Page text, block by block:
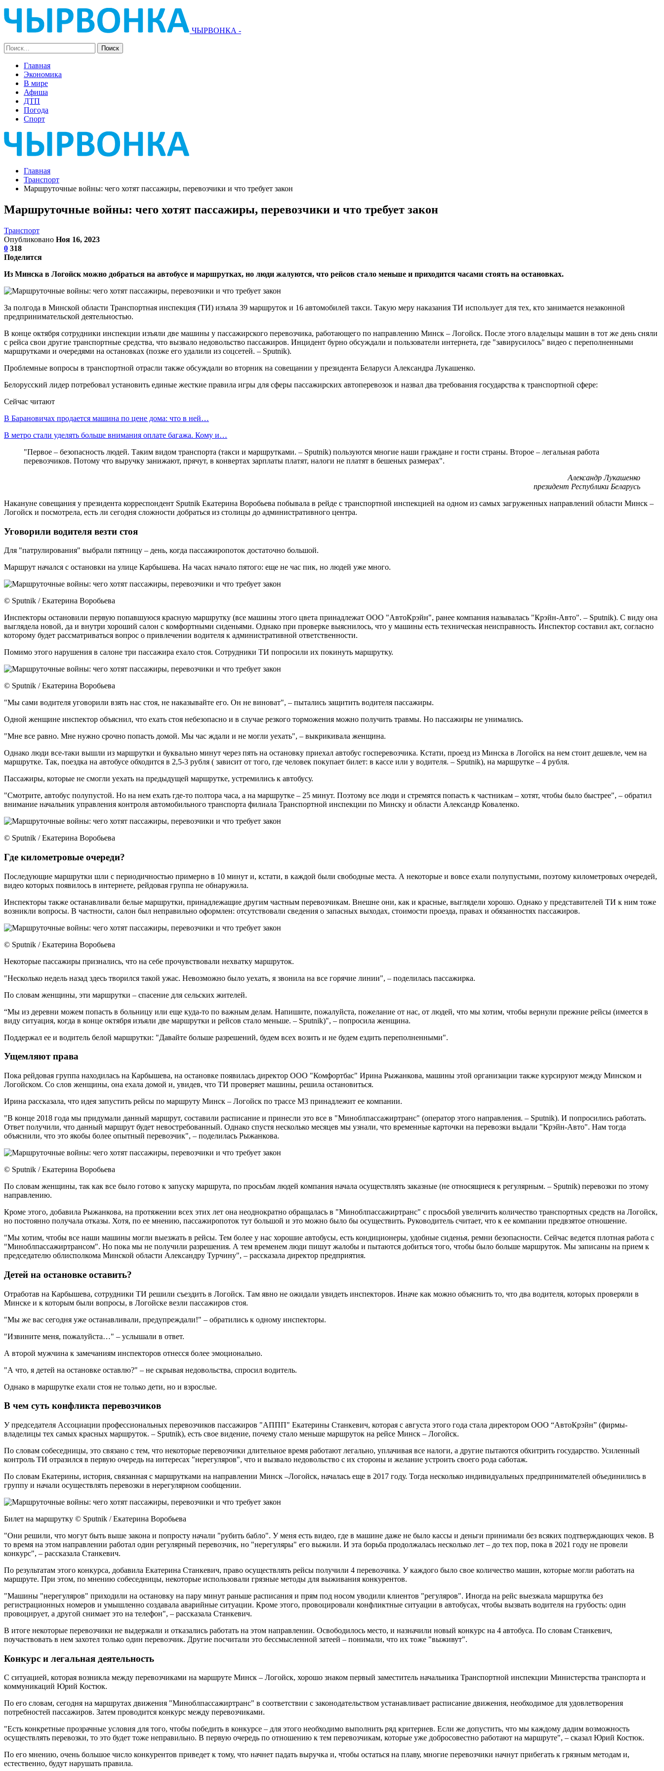
ЧЫРВОНКА -
Главная
Экономика
В мире
Афиша
ДТП
Погода
Спорт
Главная
Транспорт
Маршруточные войны: чего хотят пассажиры, перевозчики и что требует закон
Маршруточные войны: чего хотят пассажиры, перевозчики и что требует закон
Транспорт
Опубликовано Ноя 16, 2023
0 318
Поделится
Из Минска в Логойск можно добраться на автобусе и маршрутках, но люди жалуются, что рейсов стало меньше и приходится часами стоять на остановках.
За полгода в Минской области Транспортная инспекция (ТИ) изъяла 39 маршруток и 16 автомобилей такси. Такую меру наказания ТИ использует для тех, кто занимается незаконной
предпринимательской деятельностью.
В конце октября сотрудники инспекции изъяли две машины у пассажирского перевозчика, работающего по направлению Минск – Логойск. После этого владельцы машин в тот же день сняли
с рейса свои другие транспортные средства, что вызвало недовольство пассажиров. Инцидент бурно обсуждали и пользователи интернета, где "завирусилось" видео с переполненными
маршрутками и очередями на остановках (позже его удалили из соцсетей. – Sputnik).
Проблемные вопросы в транспортной отрасли также обсуждали во вторник на совещании у президента Беларуси Александра Лукашенко.
Белорусский лидер потребовал установить единые жесткие правила игры для сферы пассажирских автоперевозок и назвал два требования государства к транспортной сфере:
Сейчас читают
В Барановичах продается машина по цене дома: что в ней…
В метро стали уделять больше внимания оплате багажа. Кому и…
"Первое – безопасность людей. Таким видом транспорта (такси и маршрутками. – Sputnik) пользуются многие наши граждане и гости страны. Второе – легальная работа
перевозчиков. Потому что выручку занижают, прячут, в конвертах зарплаты платят, налоги не платят в бешеных размерах".
Александр Лукашенко
президент Республики Беларусь
Накануне совещания у президента корреспондент Sputnik Екатерина Воробьева побывала в рейде с транспортной инспекцией на одном из самых загруженных направлений области Минск –
Логойск и посмотрела, есть ли сегодня сложности добраться из столицы до административного центра.
Уговорили водителя везти стоя
Для "патрулирования" выбрали пятницу – день, когда пассажиропоток достаточно большой.
Маршрут начался с остановки на улице Карбышева. На часах начало пятого: еще не час пик, но людей уже много.
© Sputnik / Екатерина Воробьева
Инспекторы остановили первую попавшуюся красную маршрутку (все машины этого цвета принадлежат ООО "АвтоКрэйн", ранее компания называлась "Крэйн-Авто". – Sputnik). С виду она
выглядела новой, да и внутри хороший салон с комфортными сиденьями. Однако при проверке выяснилось, что у машины есть техническая неисправность. Инспектор составил акт, согласно
которому будет рассматриваться вопрос о привлечении водителя к административной ответственности.
Помимо этого нарушения в салоне три пассажира ехало стоя. Сотрудники ТИ попросили их покинуть маршрутку.
© Sputnik / Екатерина Воробьева
"Мы сами водителя уговорили взять нас стоя, не наказывайте его. Он не виноват", – пытались защитить водителя пассажиры.
Одной женщине инспектор объяснил, что ехать стоя небезопасно и в случае резкого торможения можно получить травмы. Но пассажиры не унимались.
"Мне все равно. Мне нужно срочно попасть домой. Мы час ждали и не могли уехать", – выкрикивала женщина.
Однако люди все-таки вышли из маршрутки и буквально минут через пять на остановку приехал автобус госперевозчика. Кстати, проезд из Минска в Логойск на нем стоит дешевле, чем на
маршрутке. Так, поездка на автобусе обходится в 2,5-3 рубля ( зависит от того, где человек покупает билет: в кассе или у водителя. – Sputnik), на маршрутке – 4 рубля.
Пассажиры, которые не смогли уехать на предыдущей маршрутке, устремились к автобусу.
"Смотрите, автобус полупустой. Но на нем ехать где-то полтора часа, а на маршрутке – 25 минут. Поэтому все люди и стремятся попасть к частникам – хотят, чтобы было быстрее", – обратил
внимание начальник управления контроля автомобильного транспорта филиала Транспортной инспекции по Минску и области Александр Коваленко.
© Sputnik / Екатерина Воробьева
Где километровые очереди?
Последующие маршрутки шли с периодичностью примерно в 10 минут и, кстати, в каждой были свободные места. А некоторые и вовсе ехали полупустыми, поэтому километровых очередей,
видео которых появилось в интернете, рейдовая группа не обнаружила.
Инспекторы также останавливали белые маршрутки, принадлежащие другим частным перевозчикам. Внешне они, как и красные, выглядели хорошо. Однако у представителей ТИ к ним тоже
возникли вопросы. В частности, салон был неправильно оформлен: отсутствовали сведения о запасных выходах, стоимости проезда, правах и обязанностях пассажиров.
© Sputnik / Екатерина Воробьева
Некоторые пассажиры признались, что на себе прочувствовали нехватку маршруток.
"Несколько недель назад здесь творился такой ужас. Невозможно было уехать, я звонила на все горячие линии", – поделилась пассажирка.
По словам женщины, эти маршрутки – спасение для сельских жителей.
“Мы из деревни можем попасть в больницу или еще куда-то по важным делам. Напишите, пожалуйста, пожелание от нас, от людей, что мы хотим, чтобы вернули прежние рейсы (имеется в
виду ситуация, когда в конце октября изъяли две маршрутки и рейсов стало меньше. – Sputnik)", – попросила женщина.
Поддержал ее и водитель белой маршрутки: "Давайте больше разрешений, будем всех возить и не будем ездить переполненными".
Ущемляют права
Пока рейдовая группа находилась на Карбышева, на остановке появилась директор ООО "Комфортбас" Ирина Рыжанкова, машины этой организации также курсируют между Минском и
Логойском. Со слов женщины, она ехала домой и, увидев, что ТИ проверяет машины, решила остановиться.
Ирина рассказала, что идея запустить рейсы по маршруту Минск – Логойск по трассе М3 принадлежит ее компании.
"В конце 2018 года мы придумали данный маршрут, составили расписание и принесли это все в "Миноблпассажиртранс" (оператор этого направления. – Sputnik). И попросились работать.
Ответ получили, что данный маршрут будет невостребованный. Однако спустя несколько месяцев мы узнали, что временные карточки на перевозки выдали "Крэйн-Авто". Нам тогда
объяснили, что это якобы более опытный перевозчик", – поделилась Рыжанкова.
© Sputnik / Екатерина Воробьева
По словам женщины, так как все было готово к запуску маршрута, по просьбам людей компания начала осуществлять заказные (не относящиеся к регулярным. – Sputnik) перевозки по этому
направлению.
Кроме этого, добавила Рыжанкова, на протяжении всех этих лет она неоднократно обращалась в "Миноблпассажиртранс" с просьбой увеличить количество транспортных средств на Логойск,
но постоянно получала отказы. Хотя, по ее мнению, пассажиропоток тут большой и это можно было бы осуществить. Руководитель считает, что к ее компании предвзятое отношение.
"Мы хотим, чтобы все наши машины могли выезжать в рейсы. Тем более у нас хорошие автобусы, есть кондиционеры, удобные сиденья, ремни безопасности. Сейчас ведется плотная работа с
"Миноблпассажиртрансом". Но пока мы не получили разрешения. А тем временем люди пишут жалобы и пытаются добиться того, чтобы было больше маршруток. Мы записаны на прием к
председателю облисполкома Минской области Александру Турчину", – рассказала директор предприятия.
Детей на остановке оставить?
Отработав на Карбышева, сотрудники ТИ решили съездить в Логойск. Там явно не ожидали увидеть инспекторов. Иначе как можно объяснить то, что два водителя, которых проверяли в
Минске и к которым были вопросы, в Логойске везли пассажиров стоя.
"Мы же вас сегодня уже останавливали, предупреждали!" – обратились к одному инспекторы.
"Извините меня, пожалуйста…" – услышали в ответ.
А второй мужчина к замечаниям инспекторов отнесся более эмоционально.
"А что, я детей на остановке оставлю?" – не скрывая недовольства, спросил водитель.
Однако в маршрутке ехали стоя не только дети, но и взрослые.
В чем суть конфликта перевозчиков
У председателя Ассоциации профессиональных перевозчиков пассажиров "АППП" Екатерины Станкевич, которая с августа этого года стала директором ООО “АвтоКрэйн” (фирмы-
владелицы тех самых красных маршруток. – Sputnik), есть свое видение, почему стало меньше маршруток на рейсе Минск – Логойск.
По словам собеседницы, это связано с тем, что некоторые перевозчики длительное время работают легально, уплачивая все налоги, а другие пытаются обхитрить государство. Усиленный
контроль ТИ отразился в первую очередь на интересах "нерегуляров", что и вызвало недовольство с их стороны и желание устроить своего рода саботаж.
По словам Екатерины, история, связанная с маршрутками на направлении Минск –Логойск, началась еще в 2017 году. Тогда несколько индивидуальных предпринимателей объединились в
группу и начали осуществлять перевозки в нерегулярном сообщении.
Билет на маршрутку © Sputnik / Екатерина Воробьева
"Они решили, что могут быть выше закона и попросту начали "рубить бабло". У меня есть видео, где в машине даже не было кассы и деньги принимали без всяких подтверждающих чеков. В
то время на этом направлении работал один регулярный перевозчик, но "нерегуляры" его выжили. И эта борьба продолжалась несколько лет – до тех пор, пока в 2021 году не провели
конкурс", – рассказала Станкевич.
По результатам этого конкурса, добавила Екатерина Станкевич, право осуществлять рейсы получили 4 перевозчика. У каждого было свое количество машин, которые могли работать на
маршруте. При этом, по мнению собеседницы, некоторые использовали грязные методы для выживания конкурентов.
"Машины "нерегуляров" приходили на остановку на пару минут раньше расписания и прям под носом уводили клиентов "регуляров". Иногда на рейс выезжала маршрутка без
регистрационных номеров и умышленно создавала аварийные ситуации. Кроме этого, провоцировали конфликтные ситуации в автобусах, чтобы вызвать водителя на грубость: один
провоцирует, а другой снимает это на телефон", – рассказала Станкевич.
В итоге некоторые перевозчики не выдержали и отказались работать на этом направлении. Освободилось место, и назначили новый конкурс на 4 автобуса. По словам Станкевич,
поучаствовать в нем захотел только один перевозчик. Другие посчитали это бессмысленной затеей – понимали, что их тоже "выживут".
Конкурс и легальная деятельность
С ситуацией, которая возникла между перевозчиками на маршруте Минск – Логойск, хорошо знаком первый заместитель начальника Транспортной инспекции Министерства транспорта и
коммуникаций Юрий Костюк.
По его словам, сегодня на маршрутах движения "Миноблпассажиртранс" в соответствии с законодательством устанавливает расписание движения, необходимое для удовлетворения
потребностей пассажиров. Затем проводится конкурс между перевозчиками.
"Есть конкретные прозрачные условия для того, чтобы победить в конкурсе – для этого необходимо выполнить ряд критериев. Если же допустить, что мы каждому дадим возможность
осуществлять перевозки, то это будет тоже неправильно. В первую очередь по отношению к тем перевозчикам, которые уже добросовестно работают на маршруте", – сказал Юрий Костюк.
По его мнению, очень большое число конкурентов приведет к тому, что начнет падать выручка и, чтобы остаться на плаву, многие перевозчики начнут прибегать к грязным методам и,
естественно, будут нарушать правила.